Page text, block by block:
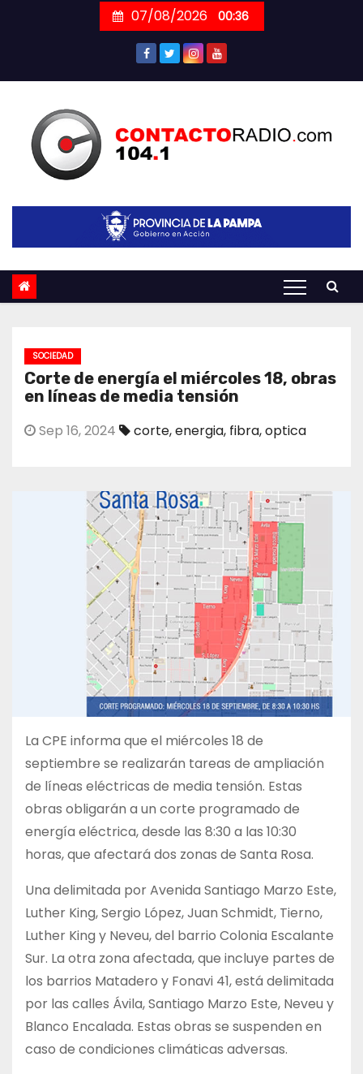
07/08/2026 00:36
SOCIEDAD
Corte de energía el miércoles 18, obras
en líneas de media tensión
Sep 16, 2024 corte,energia, fibra,optica
La CPE informa que el miércoles 18 de
septiembre se realizarán tareas de ampliación
de líneas eléctricas de media tensión. Estas
obras obligarán a un corte programado de
energía eléctrica, desde las 8:30 a las 10:30
horas, que afectará dos zonas de Santa Rosa.
Una delimitada por Avenida Santiago Marzo Este,
Luther King, Sergio López, Juan Schmidt, Tierno,
Luther King y Neveu, del barrio Colonia Escalante
Sur. La otra zona afectada, que incluye partes de
los barrios Matadero y Fonavi 41, está delimitada
por las calles Ávila, Santiago Marzo Este, Neveu y
Blanco Encalada. Estas obras se suspenden en
caso de condiciones climáticas adversas.